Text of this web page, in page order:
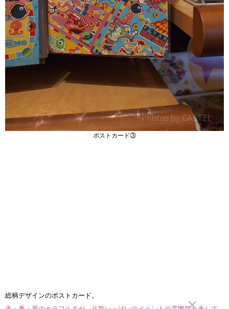
ポストカード③
総柄デザインのポストカード。